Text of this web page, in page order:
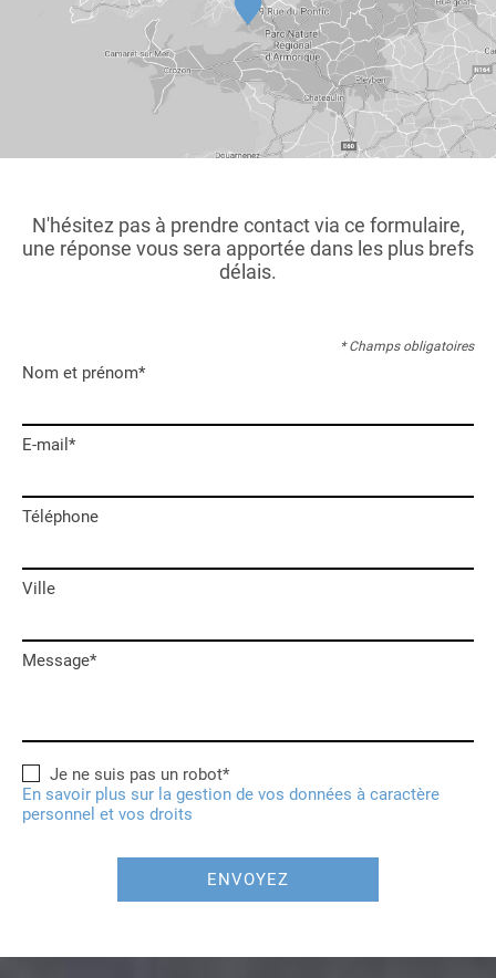
N'hésitez pas à prendre contact via ce formulaire,
une réponse vous sera apportée dans les plus brefs
délais.
* Champs obligatoires
Nom et prénom*
E-mail*
Téléphone
Ville
Message*
Je ne suis pas un robot*
En savoir plus sur la gestion de vos données à caractère
personnel et vos droits
ENVOYEZ